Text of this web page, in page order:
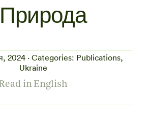
2024 · Categories: Publications,
Ukraine
in English